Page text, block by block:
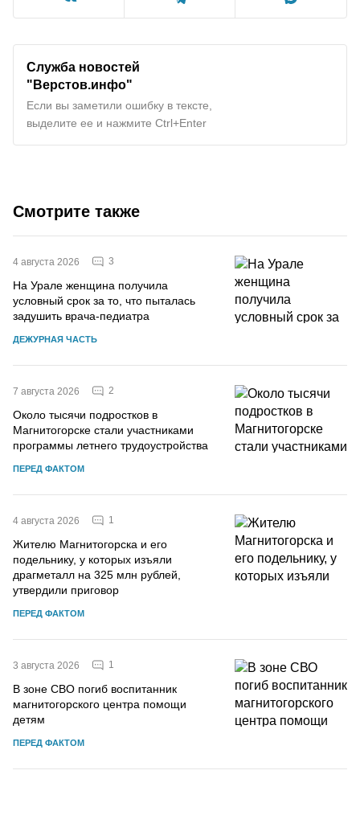
Служба новостей
"Верстов.инфо"
Если вы заметили ошибку в тексте,
выделите ее и нажмите Ctrl+Enter
Смотрите также
4 августа 2026 3
На Урале женщина получила
условный срок за то, что пыталась
задушить врача-педиатра
ДЕЖУРНАЯ ЧАСТЬ
7 августа 2026 2
Около тысячи подростков в
Магнитогорске стали участниками
программы летнего трудоустройства
ПЕРЕД ФАКТОМ
4 августа 2026 1
Жителю Магнитогорска и его
подельнику, у которых изъяли
драгметалл на 325 млн рублей,
утвердили приговор
ПЕРЕД ФАКТОМ
3 августа 2026 1
В зоне СВО погиб воспитанник
магнитогорского центра помощи
детям
ПЕРЕД ФАКТОМ